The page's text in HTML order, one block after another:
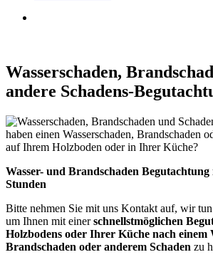
Wasserschaden,
andere Schadens-
haben einen Wasserschaden, Brandschaden
auf Ihrem Holzboden oder in Ihrer Küche?
Wasser- und Brandschaden
Stunden
Bitte nehmen Sie mit uns Kontakt auf, wir
um Ihnen mit einerschnellstmöglichen
Holzbodens oder Ihrer Küche nach einem
Brandschaden oder anderem Schaden zu